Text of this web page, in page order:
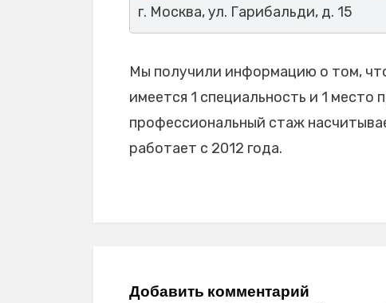
г. Москва, ул. Гарибальди, д. 15
Мы получили информацию о том,
имеется 1 специальность и 1 место
профессиональный стаж
работает с 2012 года.
Добавить комментарий